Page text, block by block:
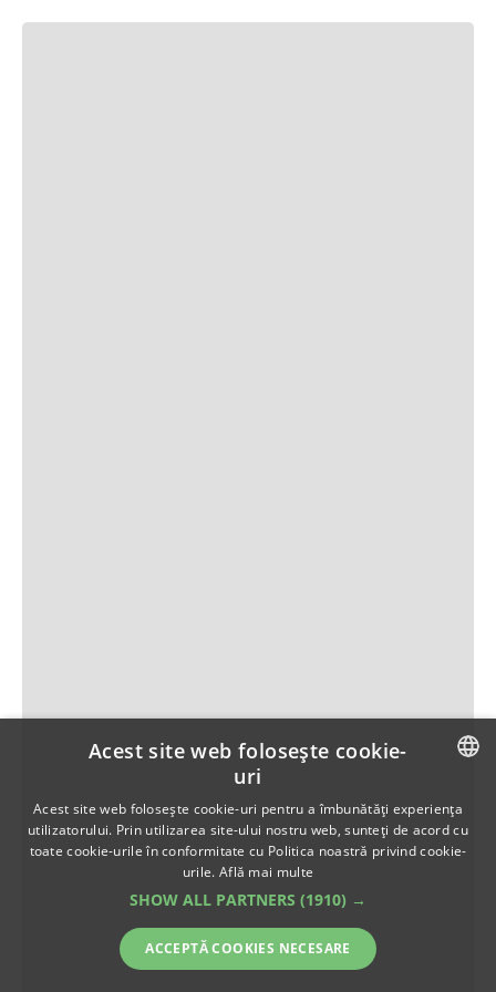
ROMANIAN
Acest site web folosește cookie-
uri
Acest site web folosește cookie-uri pentru a îmbunătăți experiența
utilizatorului. Prin utilizarea site-ului nostru web, sunteți de acord cu
toate cookie-urile în conformitate cu Politica noastră privind cookie-
urile. Află mai multe
SHOW ALL PARTNERS (1910) →
ACCEPTĂ COOKIES NECESARE